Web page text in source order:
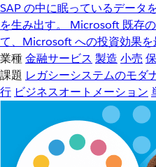
SAP の中に眠っているデータ
を生み出す。
Microsoft 既存
て、Microsoft への投資効果を
業種金融サービス 製造 小売
課題 レガシーシステムのモダ
行 ビジネスオートメーション